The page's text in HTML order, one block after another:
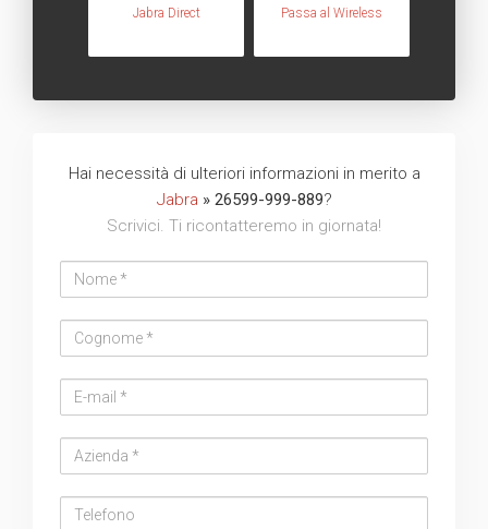
Jabra Direct Passa al Wireless
Hai necessità di ulteriori informazioni in merito a
Jabra » 26599-999-889?
Scrivici. Ti ricontatteremo in giornata!
address